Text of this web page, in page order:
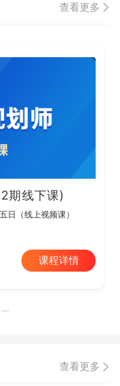
查看更多
期线下课)
（线上视频课）
课程详情
查看更多